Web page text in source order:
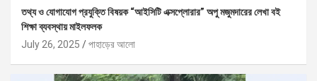
তথ্য ও যোগাযোগ প্রযুক্তি বিষয়ক “আইসিটি এক্সপ্লোরার” অপু মজুমদারের লেখা বই
শিক্ষা ব্যবস্থায় মাইলফলক
July 26, 2025
পাহাড়ের আলো